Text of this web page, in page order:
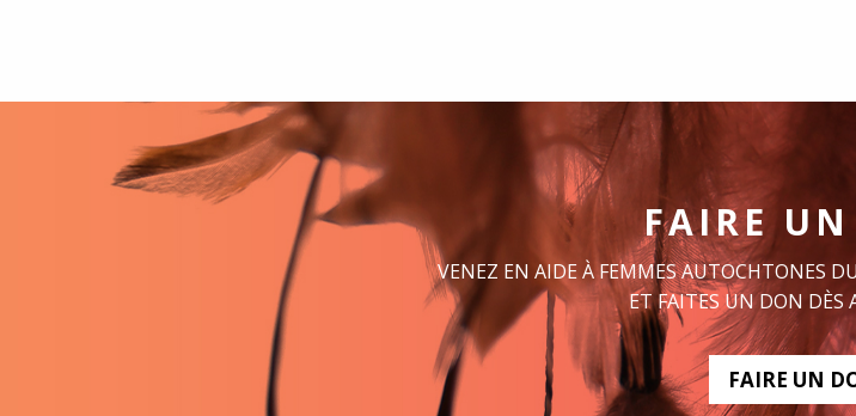
FAIRE
VENEZ EN AIDE À FEMMES AUTOCHTONES
ET FAITES UN DON DÈS
FAIRE UN